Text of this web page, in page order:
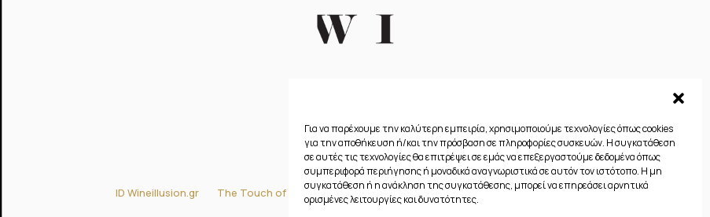
Για να παρέχουμε την καλύτερη εμπειρία, χρησιμοποιούμε τεχνολογίες όπως cookies
για την αποθήκευση ή/και την πρόσβαση σε πληροφορίες συσκευών. Η συγκατάθεση
σε αυτές τις τεχνολογίες θα επιτρέψει σε εμάς να επεξεργαστούμε δεδομένα όπως
συμπεριφορά περιήγησης ή μοναδικά αναγνωριστικά σε αυτόν τον ιστότοπο. Η μη
συγκατάθεση ή η ανάκληση της συγκατάθεσης, μπορεί να επηρεάσει αρνητικά
ορισμένες λειτουργίες και δυνατότητες.
ID Wineillusion.gr The Touch of Gastronomy Πολιτική απορρήτου Πολιτική Cookies (ΕΕ)